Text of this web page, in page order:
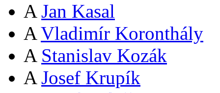
A Jan Kasal
A Vladimír Koronthály
A Stanislav Kozák
A Josef Krupík